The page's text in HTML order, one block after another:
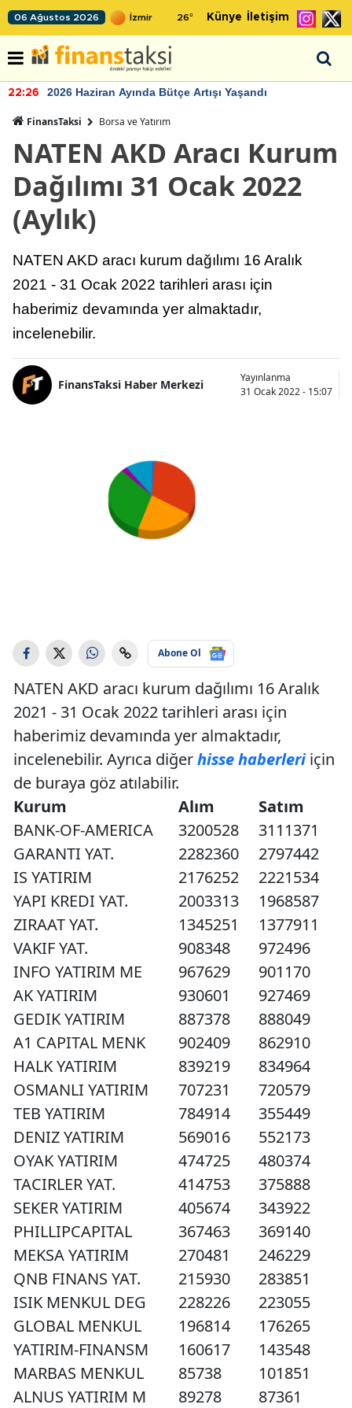
06 Ağustos 2026 26° Künye İletişim
22:26 2026 Haziran Ayında Bütçe Artışı Yaşandı
FinansTaksi Borsa ve Yatırım
NATEN AKD Aracı Kurum
Dağılımı 31 Ocak 2022
(Aylık)
NATEN AKD aracı kurum dağılımı 16 Aralık
2021 - 31 Ocak 2022 tarihleri arası için
haberimiz devamında yer almaktadır,
incelenebilir.
FinansTaksi Haber Merkezi
Yayınlanma
31 Ocak 2022 - 15:07
Abone Ol
NATEN AKD aracı kurum dağılımı 16 Aralık
2021 - 31 Ocak 2022 tarihleri arası için
haberimiz devamında yer almaktadır,
incelenebilir. Ayrıca diğerhisse haberleriiçin
de buraya göz atılabilir.
Kurum
Alım
Satım
BANK-OF-AMERICA
3200528
3111371
GARANTI YAT.
2282360
2797442
IS YATIRIM
2176252
2221534
YAPI KREDI YAT.
2003313
1968587
ZIRAAT YAT.
1345251
1377911
VAKIF YAT.
908348
972496
INFO YATIRIM ME
967629
901170
AK YATIRIM
930601
927469
GEDIK YATIRIM
887378
888049
A1 CAPITAL MENK
902409
862910
HALK YATIRIM
839219
834964
OSMANLI YATIRIM
707231
720579
TEB YATIRIM
784914
355449
DENIZ YATIRIM
569016
552173
OYAK YATIRIM
474725
480374
TACIRLER YAT.
414753
375888
SEKER YATIRIM
405674
343922
PHILLIPCAPITAL
367463
369140
MEKSA YATIRIM
270481
246229
QNB FINANS YAT.
215930
283851
ISIK MENKUL DEG
228226
223055
GLOBAL MENKUL
196814
176265
YATIRIM-FINANSM
160617
143548
MARBAS MENKUL
85738
101851
ALNUS YATIRIM M
89278
87361